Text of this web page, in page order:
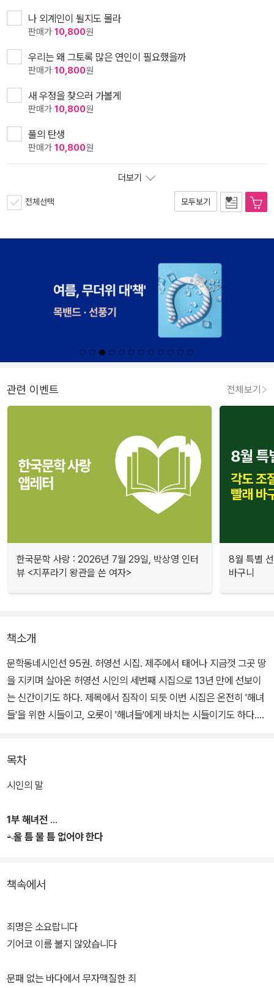
나 외계인이 될지도 몰라
판매가 10,800원
우리는 왜 그토록 많은 연인이 필요했을까
판매가 10,800원
새 우정을 찾으러 가볼게
판매가 10,800원
풀의 탄생
판매가 10,800원
더보기
전체선택 모두보기
관련 이벤트 전체보기
한국문학 사랑 : 2026년 7월 29일, 박상영 인터
뷰 <지푸라기 왕관을 쓴 여자>
8월 특별
바구니
책소개
문학동네시인선 95권. 허영선 시집. 제주에서 태어나 지금껏 그곳 땅
을 지키며 살아온 허영선 시인의 세번째 시집으로 13년 만에 선보이
는 신간이기도 하다. 제목에서 짐작이 되듯 이번 시집은 온전히 '해녀
들'을 위한 시들이고, 오롯이 '해녀들'에게 바치는 시들이기도 하다.
하다.
싶은데 막상 해녀에 대해 누가 아느냐 물으면 대부분 입을 다물 것만
같은 막막함이 다분해 이를 벗겨보자 할 작심에 쓰인 이 시집은 총 2
는 큰 타이틀 아래 '사랑을 품지 않고 어찌 바다에 들겠는가'라는 부제
목차
시인의 말
1부 해녀전
- 울 틈 물 틈 없어야 한다
책속에서
죄명은 소요랍니다
기어코 이름 불지 않았습니다
문패 없는 바다에서 무자맥질한 죄